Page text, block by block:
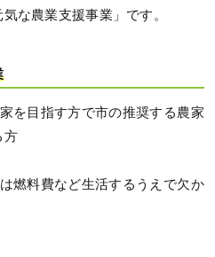
な農業支援事業」です。
を目指す方で市の推奨する農家
方
燃料費など生活するうえで欠か